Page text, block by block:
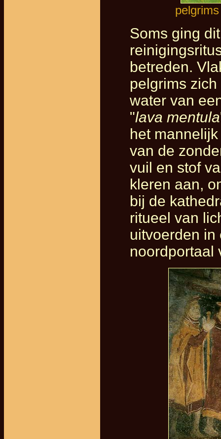
Soms ging
betreden.
pelgrims
water van
"lava mentula
het
van de
vuil en stof
kleren aan,
bij de
ritueel van
uitvoerden in
noordportaal